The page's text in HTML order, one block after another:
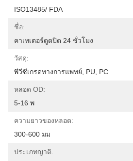
ISO13485/ FDA
ชื่อ:
คาเทเตอร์ดูดปิด 24 ชั่วโมง
วัสดุ:
พีวีซีเกรดทางการแพทย์, PU, ​​PC
หลอด OD:
5-16 พ
ความยาวของหลอด:
300-600 มม
ประเภทญาติ: